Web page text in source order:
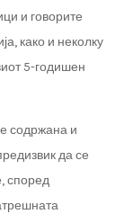
и говорите
како и неколку
5-годишен
содржана и
да се
според